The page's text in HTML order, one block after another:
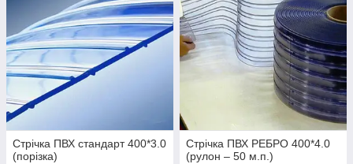
Стрічка ПВХ стандарт 400*3.0
(порізка)
Стрічка ПВХ РЕБРО 400*4.0
(рулон – 50 м.п.)